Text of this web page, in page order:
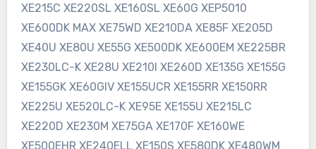
XE215C XE220SL XE160SL XE60G XEP5010
XE600DK MAX XE75WD XE210DA XE85F XE205D
XE40U XE80U XE55G XE500DK XE600EM XE225BR
XE230LC-K XE28U XE210I XE260D XE135G XE155G
XE155GK XE60GIV XE155UCR XE155RR XE150RR
XE225U XE520LC-K XE95E XE155U XE215LC
XE220D XE230M XE75GA XE170F XE160WE
XE500EHR XE240ELL XE150S XE580DK XE480WM